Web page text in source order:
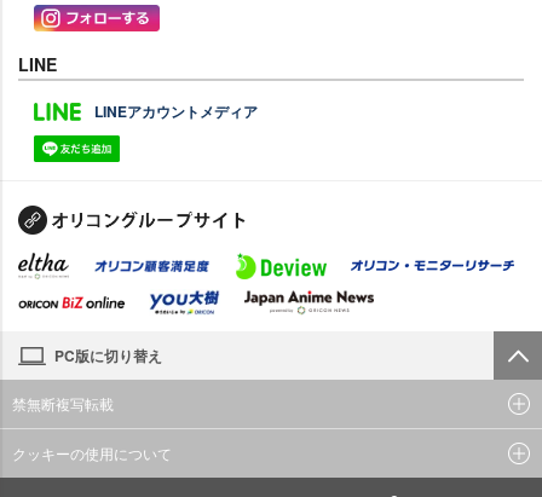
LINE
LINEアカウントメディア
PC版に切り替え
禁無断複写転載
クッキーの使用について